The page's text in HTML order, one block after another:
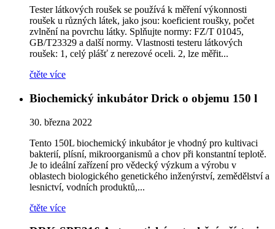
Tester látkových roušek se používá k měření výkonnosti
roušek u různých látek, jako jsou: koeficient roušky, počet
zvlnění na povrchu látky. Splňujte normy: FZ/T 01045,
GB/T23329 a další normy. Vlastnosti testeru látkových
roušek: 1, celý plášť z nerezové oceli. 2, lze měřit...
čtěte více
Biochemický inkubátor Drick o objemu 150 l
30. března 2022
Tento 150L biochemický inkubátor je vhodný pro kultivaci
bakterií, plísní, mikroorganismů a chov při konstantní teplotě.
Je to ideální zařízení pro vědecký výzkum a výrobu v
oblastech biologického genetického inženýrství, zemědělství a
lesnictví, vodních produktů,...
čtěte více